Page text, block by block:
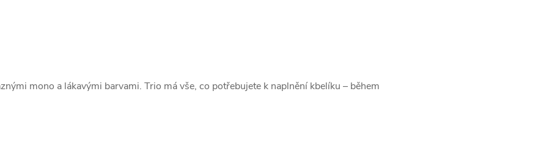
mono a lákavými barvami. Trio má vše, co potřebujete k naplnění kbelíku – během